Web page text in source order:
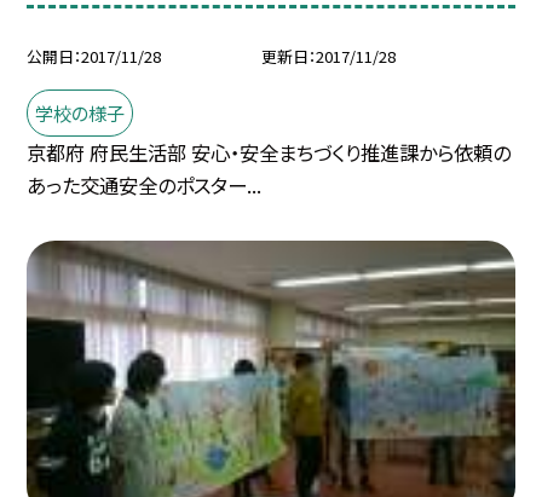
公開日 2017/11/28 更新日 2017/11/28
学校の様子
京都府 府民生活部 安心・安全まちづくり推進課から依頼の
あった交通安全のポスター...